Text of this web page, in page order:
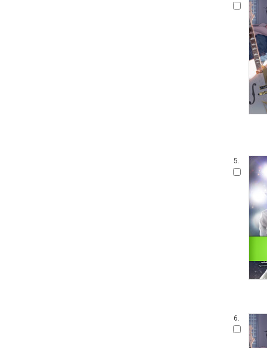
5.
6.